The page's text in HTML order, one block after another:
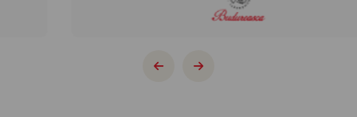
sprijinul continuu și pentru inovațiile pe care Unika le aduce
tuturor celor care caută un partener de încredere în